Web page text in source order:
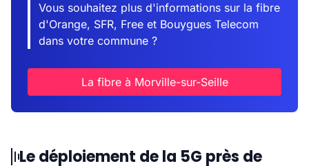
Vous souhaitez plus d'informations sur la fibre
d'Orange, SFR, Free et Bouygues Telecom
dans votre commune ?
La fibre à Morville-sur-Seille
Le déploiement de la 5G près de